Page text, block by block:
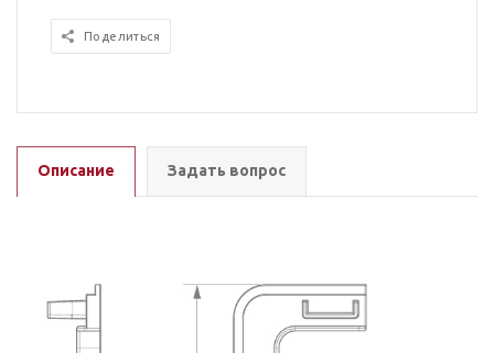
Поделиться
Описание Задать вопрос